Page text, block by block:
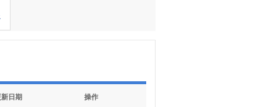
日期 操作